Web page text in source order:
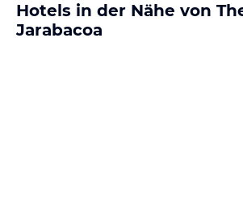
Hotels in der Nähe von
Jarabacoa